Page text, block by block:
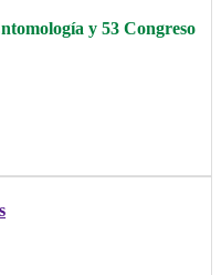
y 53 Congreso